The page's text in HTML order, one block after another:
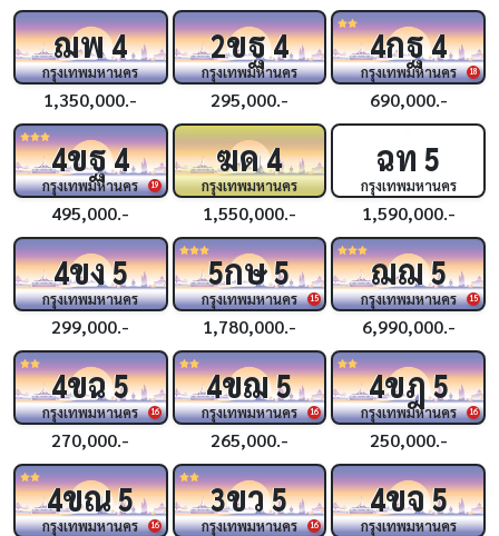
ฌพ4
กรุงเทพมหานคร
1,350,000.-
2ขฐ4
กรุงเทพมหานคร
295,000.-
18
4กฐ4
กรุงเทพมหานคร
690,000.-
19
4ขฐ4
กรุงเทพมหานคร
495,000.-
ฆด4
กรุงเทพมหานคร
1,550,000.-
ฉท 5
กรุงเทพมหานคร
1,590,000.-
4ขง5
กรุงเทพมหานคร
299,000.-
15
5กษ5
กรุงเทพมหานคร
1,780,000.-
15
ฌฌ5
กรุงเทพมหานคร
6,990,000.-
16
4ขฉ5
กรุงเทพมหานคร
270,000.-
16
4ขฌ5
กรุงเทพมหานคร
265,000.-
16
4ขฎ5
กรุงเทพมหานคร
250,000.-
16
4ขณ5
กรุงเทพมหานคร 16
3ขว5
กรุงเทพมหานคร
4ขจ5
กรุงเทพมหานคร